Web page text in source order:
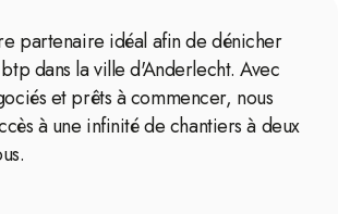
partenaire idéal afin de dénicher
dans la ville d'Anderlecht. Avec
et prêts à commencer, nous
à une infinité de chantiers à deux